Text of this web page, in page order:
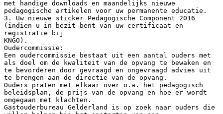
met handige downloads en maandelijks nieuwe
pedagogische artikelen voor uw permanente educatie.
3. Uw nieuwe sticker Pedagogische Component 2016
(indien u in bezit bent van uw certificaat en
registratie bij
KNGO).
Oudercommissie:
Een oudercommissie bestaat uit een aantal ouders met
als doel om de kwaliteit van de opvang te bewaken en
te bevorderen door gevraagd en ongevraagd advies uit
te brengen aan de directie van de opvang.
Ouders praten met elkaar over o.a. het pedagogisch
beleidsplan, de prijs van de opvang en hoe er wordt
omgegaan met klachten.
Gastouderbureau Gelderland is op zoek naar ouders die